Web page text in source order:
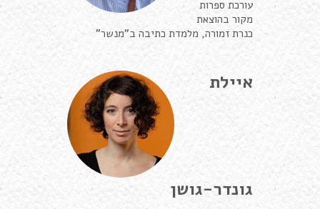
עורכת ספרות
מקור בהוצאת
כנרת זמורה, מלמדת כתיבה ב"מנשר"
איילת
גונדר-גושן